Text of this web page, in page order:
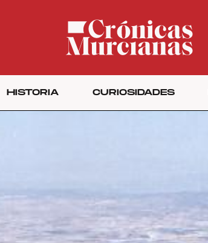
HISTORIA CURIOSIDADES